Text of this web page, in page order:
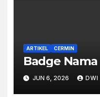
ARTIKEL CERMIN
Badge Nama
JUN 6, 2026 DWI